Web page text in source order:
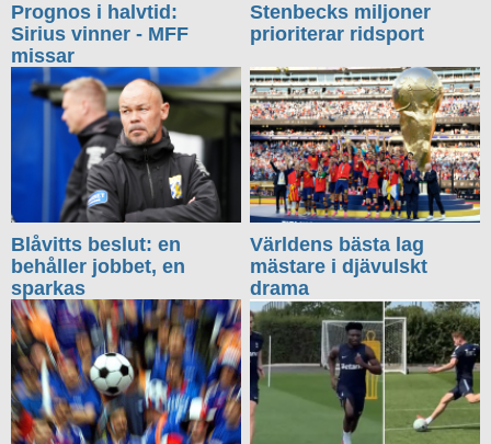
Prognos i halvtid:
Sirius vinner - MFF
missar
Stenbecks miljoner
prioriterar ridsport
Blåvitts beslut: en
behåller jobbet, en
sparkas
Världens bästa lag
mästare i djävulskt
drama